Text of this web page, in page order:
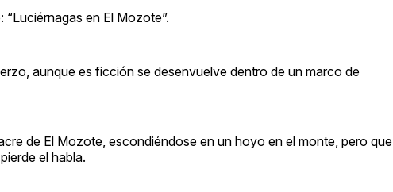
en El Mozote”.
aunque es ficción se desenvuelve dentro de un marco de
de El Mozote, escondiéndose en un hoyo en el monte, pero que
el habla.